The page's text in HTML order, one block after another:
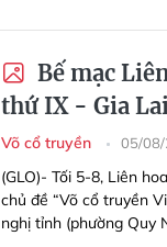
Bế mạc
thứ IX - Gia
Võ cổ truyền 05/08/
(GLO)- Tối 5-8, Liên
chủ đề “Võ cổ truyền
nghị tỉnh (phường Quy